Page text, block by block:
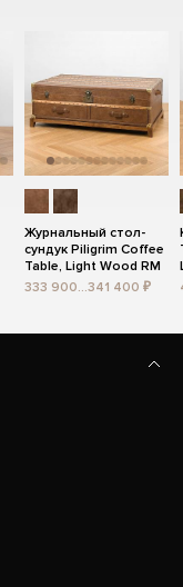
Журнальный стол-
сундук Piligrim Coffee
Table, Light Wood RM
333 900...341 400 ₽